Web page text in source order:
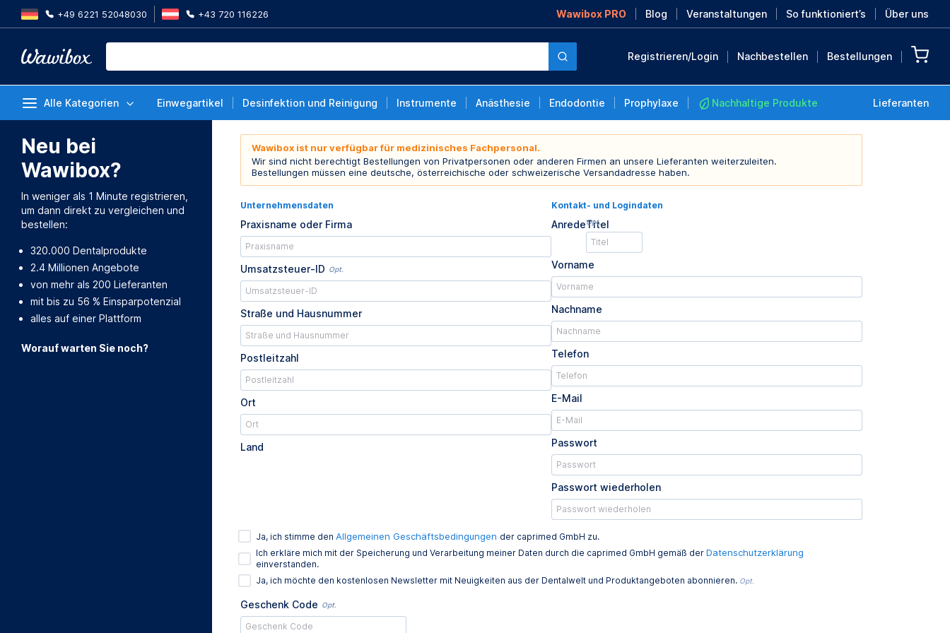
+49 6221 52048030 +43 720 116226 Wawibox PRO Blog Veranstaltungen So funktioniert’s Über uns
Registrieren/Login Nachbestellen Bestellungen
Alle Kategorien Einwegartikel Desinfektion und Reinigung Instrumente Anästhesie Endodontie Prophylaxe Nachhaltige Produkte Lieferanten
MEHR ENTDECKEN
Neu bei
Wawibox?
In weniger als 1 Minute registrieren,
um dann direkt zu vergleichen und
bestellen:
320.000 Dentalprodukte
2.4 Millionen Angebote
von mehr als 200 Lieferanten
mit bis zu 56 % Einsparpotenzial
alles auf einer Plattform
Worauf warten Sie noch?
Wawibox ist nur verfügbar für medizinisches Fachpersonal.
Wir sind nicht berechtigt Bestellungen von Privatpersonen oder anderen Firmen an unsere Lieferanten weiterzuleiten.
Bestellungen müssen eine deutsche, österreichische oder schweizerische Versandadresse haben.
Unternehmensdaten
Praxisname oder Firma
Umsatzsteuer-ID Opt.
Straße und Hausnummer
Postleitzahl
Ort
Land
Kontakt- und Logindaten
AnredeTitel
Opt.
Vorname
Nachname
Telefon
E-Mail
Passwort
Passwort wiederholen
Ja, ich stimme den Allgemeinen Geschäftsbedingungen der caprimed GmbH zu.
Ich erkläre mich mit der Speicherung und Verarbeitung meiner Daten durch die caprimed GmbH gemäß der Datenschutzerklärung
einverstanden.
Ja, ich möchte den kostenlosen Newsletter mit Neuigkeiten aus der Dentalwelt und Produktangeboten abonnieren. Opt.
Geschenk Code Opt.